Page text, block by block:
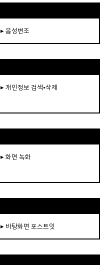
▸ 음성변조
▸ 개인정보 검색•삭제
▸ 화면 녹화
▸ 바탕화면 포스트잇